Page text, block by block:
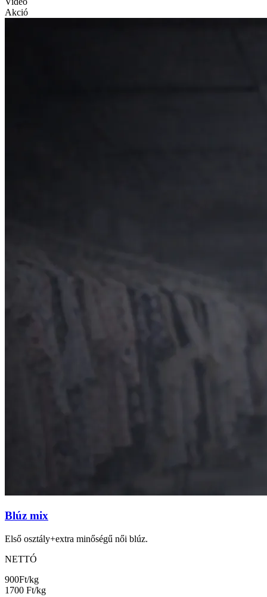
Akció
Blúz mix
Első osztály+extra minőségű női blúz.
NETTÓ
900Ft/kg
1700 Ft/kg